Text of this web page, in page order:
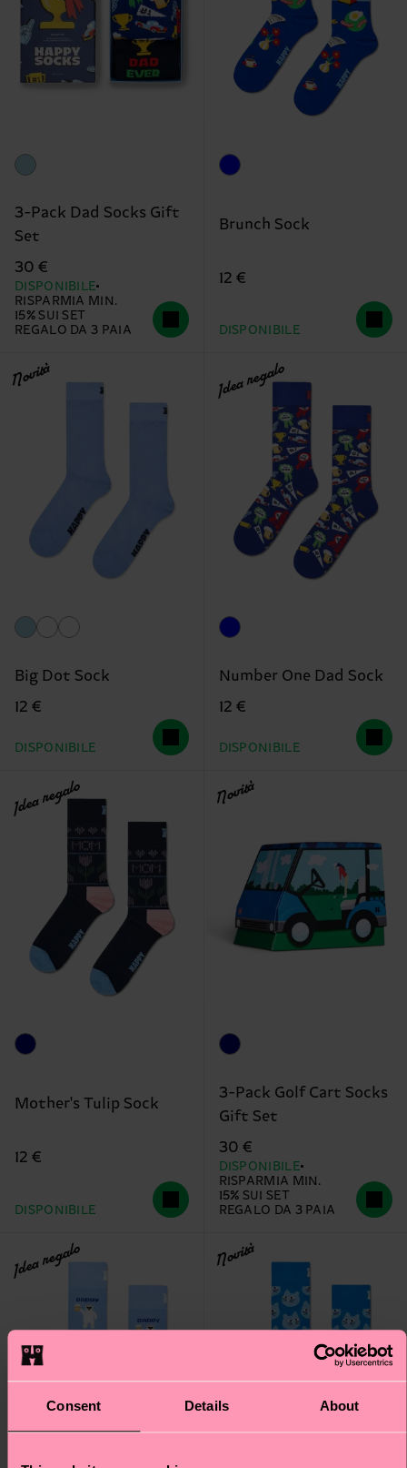
Consent Details About
3-Pack Dad Socks Gift
Set
30 €
DISPONIBILE
RISPARMIA MIN.
15% SUI SET
REGALO DA 3 PAIA
Brunch Sock
12 €
DISPONIBILE
Novità
Big Dot Sock
12 €
DISPONIBILE
Idea regalo
Number One Dad Sock
12 €
DISPONIBILE
Idea regalo
Mother's Tulip Sock
12 €
DISPONIBILE
Novità
3-Pack Golf Cart Socks
Gift Set
30 €
DISPONIBILE
RISPARMIA MIN.
15% SUI SET
REGALO DA 3 PAIA
Idea regalo Novità